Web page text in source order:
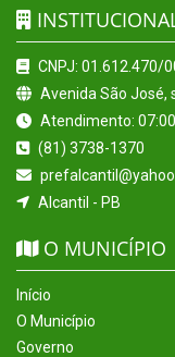
CNPJ: 01.612.470/
Avenida São José,
Atendimento:
(81) 3738-1370
Alcantil - PB
O MUNICÍPIO
Início
O Município
Governo